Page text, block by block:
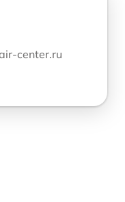
center.ru